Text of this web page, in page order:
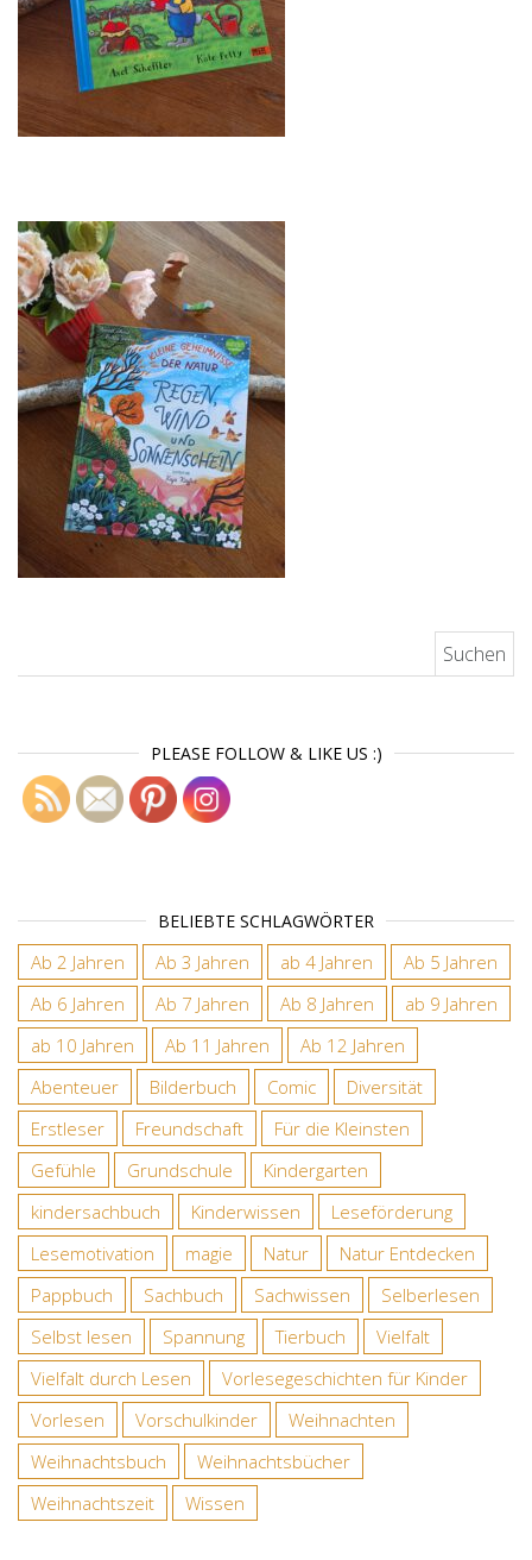
PLEASE FOLLOW & LIKE US :)
BELIEBTE SCHLAGWÖRTER
Ab 2 Jahren Ab 3 Jahren ab 4 Jahren
Ab 5 Jahren
Ab 6 Jahren
Ab 7 Jahren Ab 8 Jahren
ab 9 Jahren
ab 10 Jahren
Ab 11 Jahren
Ab 12 Jahren
Abenteuer
Bilderbuch Comic
Diversität
Erstleser
Freundschaft
Für die Kleinsten
Gefühle
Grundschule
Kindergarten
kindersachbuch
Kinderwissen
Leseförderung
Lesemotivation
magie Natur
Natur Entdecken
Pappbuch
Sachbuch Sachwissen
Selberlesen
Selbst lesen
Spannung Tierbuch
Vielfalt
Vielfalt durch Lesen
Vorlesegeschichten für Kinder
Vorlesen
Vorschulkinder
Weihnachten
Weihnachtsbuch
Weihnachtsbücher
Weihnachtszeit
Wissen